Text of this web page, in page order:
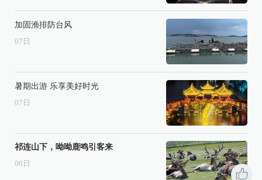
加固渔排防台风
07 日
暑期出游 乐享美好时光
07 日
祁连山下，呦呦鹿鸣引客来
06 日